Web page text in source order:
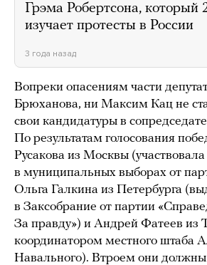
Грэма Робертсона, который
изучает протесты в России
3 года назад
Вопреки опасениям части
Брюханова, ни Максим Кац не
свои кандидатуры в
По результатам голосования
Русакова из Москвы (участвовала
в муниципальных выборах от
Ольга Галкина из Петербурга
в Заксобрание от партии
За правду») и Андрей Фатеев из
координатором местного штаба
Навального). Втроем они должны